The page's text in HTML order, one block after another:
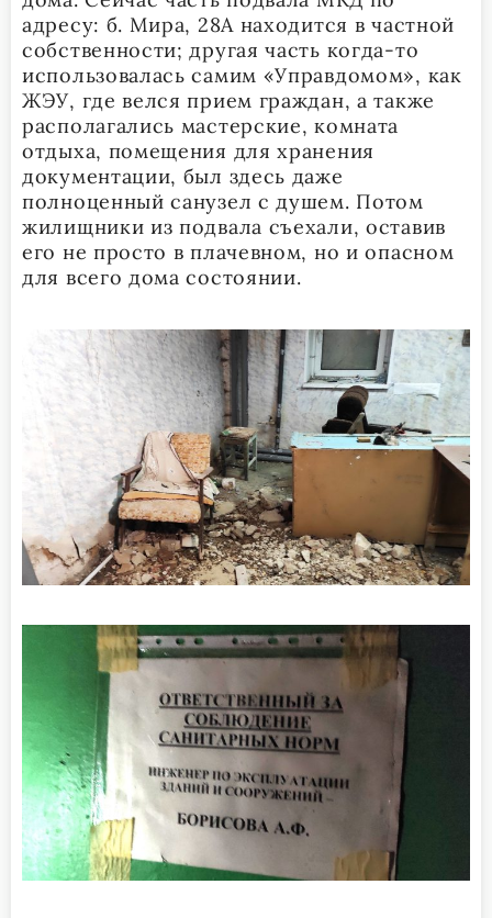
адресу: б. Мира, 28А находится в частной
собственности; другая часть когда-то
использовалась самим «Управдомом», как
ЖЭУ, где велся прием граждан, а также
располагались мастерские, комната
отдыха, помещения для хранения
документации, был здесь даже
полноценный санузел с душем. Потом
жилищники из подвала съехали, оставив
его не просто в плачевном, но и опасном
для всего дома состоянии.